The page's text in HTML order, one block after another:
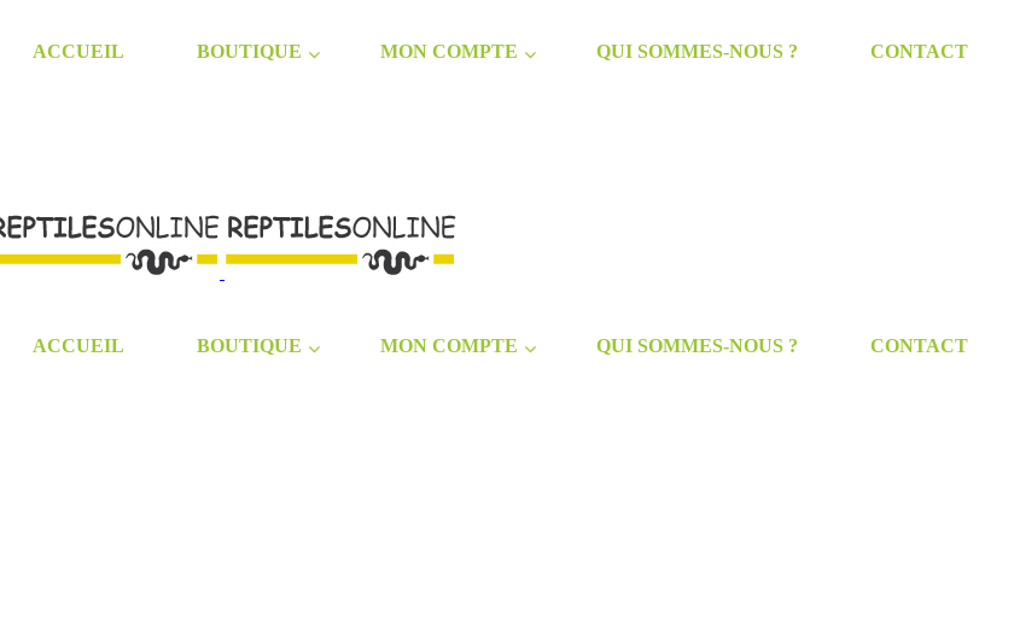
ACCUEIL BOUTIQUE MON COMPTE QUI SOMMES-NOUS ?
CONTACT
ACCUEIL BOUTIQUE MON COMPTE QUI SOMMES-NOUS ? CONTACT